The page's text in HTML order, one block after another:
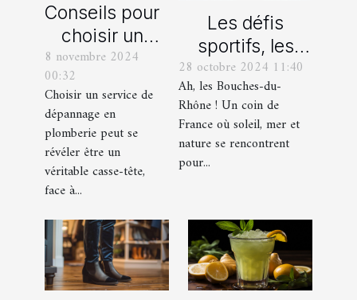
Conseils pour
choisir un
bon service
dépannage
en plomberie
8 novembre 2024
00:32
Choisir un service de
dépannage en
plomberie peut se
révéler être un
véritable casse-tête,
face à...
Les défis
sportifs, les
incontournables
de toute
organisation
d’EVG et EVJF
28 octobre 2024 11:40
Ah, les Bouches-du-
Rhône ! Un coin de
France où soleil, mer et
nature se rencontrent
pour...